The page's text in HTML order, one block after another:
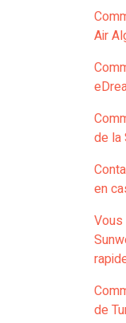
Air
de la
en
de